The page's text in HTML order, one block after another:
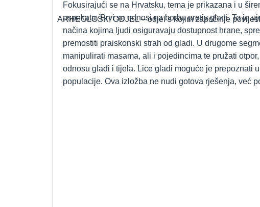
ARHEOLOŠKI ODJEL – odjel s kojim započinje
Fokusirajući se na Hrvatsku, tema je prikazana i u
aspekata. Prvi se odnosi na borbu protiv gladi. To je
načina kojima ljudi osiguravaju dostupnost hrane,
premostiti praiskonski strah od gladi. U drugome
manipulirati masama, ali i pojedincima te pružati
odnosu gladi i tijela. Lice gladi moguće je prepoznati
populacije. Ova izložba ne nudi gotova rješenja, već